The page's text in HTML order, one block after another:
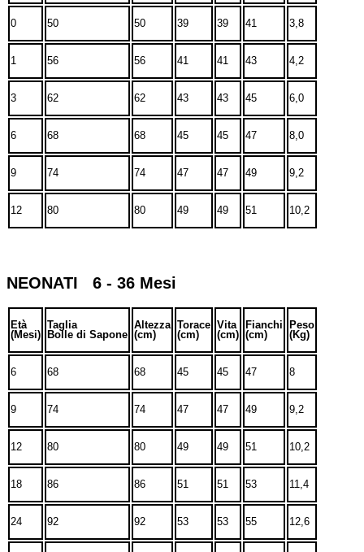
0 50 50 39 39 41 3,8
1 56 56 41 41 43 4,2
3 62 62 43 43 45 6,0
6 68 68 45 45 47 8,0
9 74 74 47 47 49 9,2
12 80 80 49 49 51 10,2
NEONATI 6 - 36 Mesi
Età
(Mesi)
Taglia
Bolle di Sapone
Altezza
(cm)
Torace
(cm)
Vita
(cm)
Fianchi
(cm)
Peso
(Kg)
6 68 68 45 45 47 8
9 74 74 47 47 49 9,2
12 80 80 49 49 51 10,2
18 86 86 51 51 53 11,4
24 92 92 53 53 55 12,6